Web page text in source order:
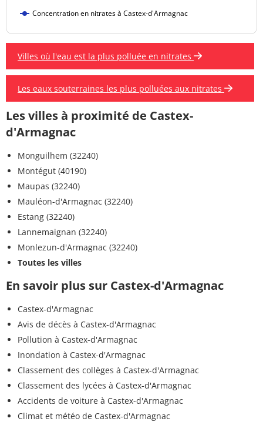
Concentration en nitrates à Castex-d'Armagnac
Villes où l'eau est la plus polluée en nitrates
Les eaux souterraines les plus polluées aux nitrates
Les villes à proximité de Castex-
d'Armagnac
Monguilhem (32240)
Montégut (40190)
Maupas (32240)
Mauléon-d'Armagnac (32240)
Estang (32240)
Lannemaignan (32240)
Monlezun-d'Armagnac (32240)
Toutes les villes
En savoir plus sur Castex-d'Armagnac
Castex-d'Armagnac
Avis de décès à Castex-d'Armagnac
Pollution à Castex-d'Armagnac
Inondation à Castex-d'Armagnac
Classement des collèges à Castex-d'Armagnac
Classement des lycées à Castex-d'Armagnac
Accidents de voiture à Castex-d'Armagnac
Climat et météo de Castex-d'Armagnac